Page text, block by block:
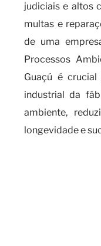
judiciais e altos
multas e
de uma
Processos
Guaçú é
industrial da
ambiente,
longevidade e